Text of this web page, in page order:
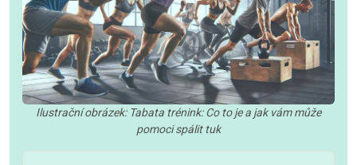
Ilustrační obrázek: Tabata trénink: Co to je a jak vám může
pomoci spálit tuk